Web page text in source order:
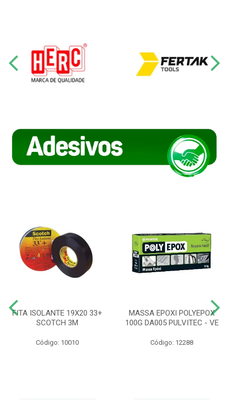
FITA ISOLANTE 19X20 33+
SCOTCH 3M
Código: 10010
MASSA EPOXI POLYEPOX
100G DA005 PULVITEC - VE
Código: 12288